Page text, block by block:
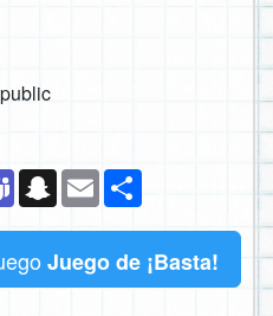
TeamsSnapchat
Email
Juego de ¡Basta!